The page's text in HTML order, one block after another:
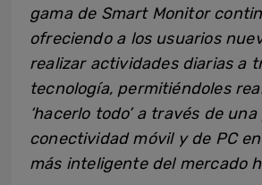
gama de Smart Monitor
ofreciendo a los usuarios
realizar actividades diarias a
tecnología, permitiéndoles
‘hacerlo todo’ a través de
conectividad móvil y de PC
más inteligente del mercado